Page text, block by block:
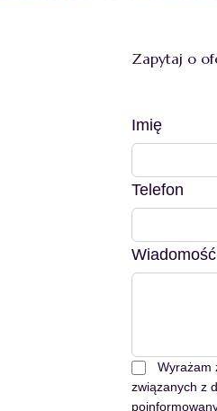
Zapytaj o
Imię
Telefon
Wiadomość
Wyrażam
związanych z